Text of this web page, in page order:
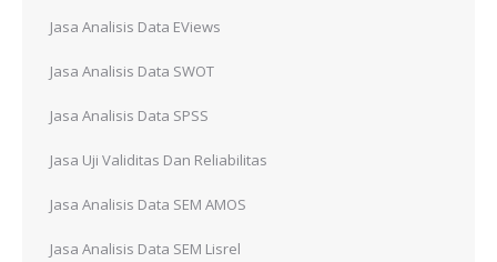
Jasa Analisis Data EViews
Jasa Analisis Data SWOT
Jasa Analisis Data SPSS
Jasa Uji Validitas Dan Reliabilitas
Jasa Analisis Data SEM AMOS
Jasa Analisis Data SEM Lisrel